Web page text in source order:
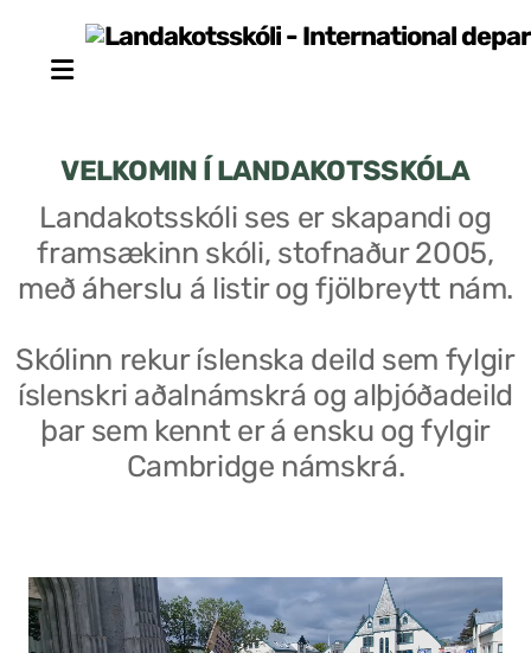
VELKOMIN Í LANDAKOTSSKÓLA
Landakotsskóli ses er skapandi og
framsækinn skóli, stofnaður 2005,
með áherslu á listir og fjölbreytt nám.
Skólinn rekur íslenska deild sem fylgir
íslenskri aðalnámskrá og alþjóðadeild
þar sem kennt er á ensku og fylgir
Cambridge námskrá.
Stjórn sjálfseignarstofnunar
Skólaráð
Fundargerðir skólaráðs
Stjórnendateymi
Skólareglur